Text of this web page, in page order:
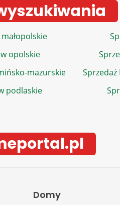
opolskie
mazurskie
podlaskie
Domy